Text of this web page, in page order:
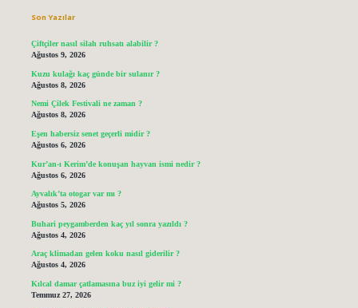
Son Yazılar
Çiftçiler nasıl silah ruhsatı alabilir ?
Ağustos 9, 2026
Kuzu kulağı kaç günde bir sulanır ?
Ağustos 8, 2026
Nemi Çilek Festivali ne zaman ?
Ağustos 8, 2026
Eşen habersiz senet geçerli midir ?
Ağustos 6, 2026
Kur’an-ı Kerim’de konuşan hayvan ismi nedir ?
Ağustos 6, 2026
Ayvalık’ta otogar var mı ?
Ağustos 5, 2026
Buhari peygamberden kaç yıl sonra yazıldı ?
Ağustos 4, 2026
Araç klimadan gelen koku nasıl giderilir ?
Ağustos 4, 2026
Kılcal damar çatlamasına buz iyi gelir mi ?
Temmuz 27, 2026